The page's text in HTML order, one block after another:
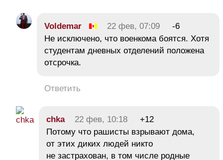
Voldemar 22 фев, 07:09
-6
Не исключено, что военкома боятся. Хотя
студентам дневных отделений положена
отсрочка.
Ответить
chka 22 фев, 10:18
+12
Потому что рашисты взрывают дома,
от этих диких людей никто
не застрахован, в том числе родные